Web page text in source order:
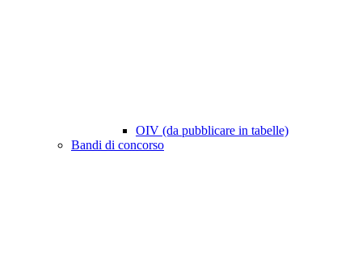
OIV (da pubblicare in tabelle)
Bandi di concorso